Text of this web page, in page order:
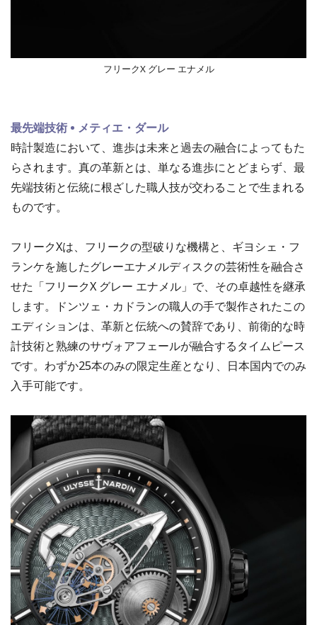
フリークX グレー エナメル
最先端技術 • メティエ・ダール
時計製造において、進歩は未来と過去の融合によってもた
らされます。真の革新とは、単なる進歩にとどまらず、最
先端技術と伝統に根ざした職人技が交わることで生まれる
ものです。
フリークXは、フリークの型破りな機構と、ギヨシェ・フ
ランケを施したグレーエナメルディスクの芸術性を融合さ
せた「フリークX グレー エナメル」で、その卓越性を継承
します。ドンツェ・カドランの職人の手で製作されたこの
エディションは、革新と伝統への賛辞であり、前衛的な時
計技術と熟練のサヴォアフェールが融合するタイムピース
です。わずか25本のみの限定生産となり、日本国内でのみ
入手可能です。